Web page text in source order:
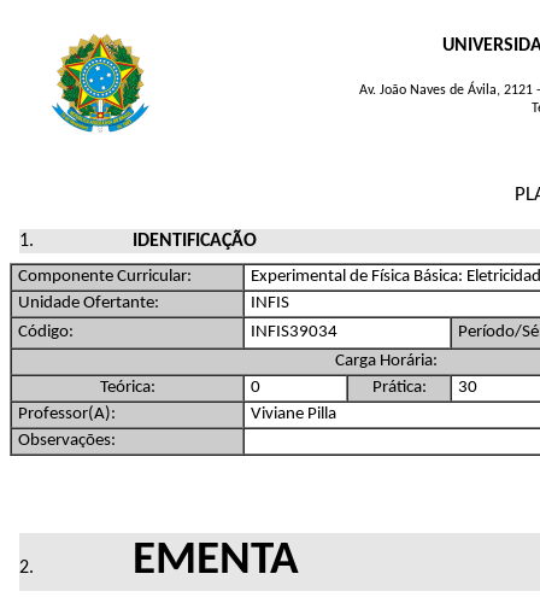
Av. João Naves de Ávila,
IDENTIFICAÇÃO
Componente Curricular:
Experimental de Física Básica:
Unidade Ofertante:
INFIS
Código:
INFIS39034
Período/
Carga Horária:
Teórica:
0 Prática:
30
Professor(A):
Viviane Pilla
Observações:
EMENTA